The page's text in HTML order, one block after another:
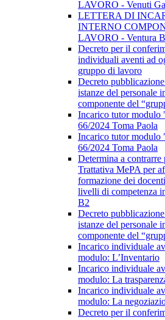
LAVORO - Venuti
LETTERA DI
INTERNO
LAVORO - Ventura
Decreto per il
individuali aventi ad
gruppo di lavoro
Decreto
istanze del personale
componente del
Incarico tutor modulo
66/2024 Toma Paola
Incarico tutor
66/2024 Toma Paola
Determina a
Trattativa MePA per
formazione dei
livelli di competenza
B2
Decreto
istanze del personale
componente del
Incarico individuale
modulo: L’Inventario
Incarico individuale
modulo: La
Incarico individuale
modulo: La
Decreto per il